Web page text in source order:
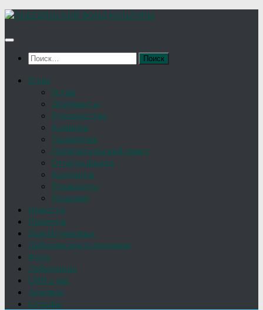
Найти:
О нас
Устав
Документы
Руководство
Команда
Правление
Попечительский совет
Отчёты фонда
Контакты
Реквизиты
Решение
Новости
Проекты
Дом Игумновых
Лебедянские художники
Фото
Лебедянцы
СМИ о нас
Земляки
Отзывы